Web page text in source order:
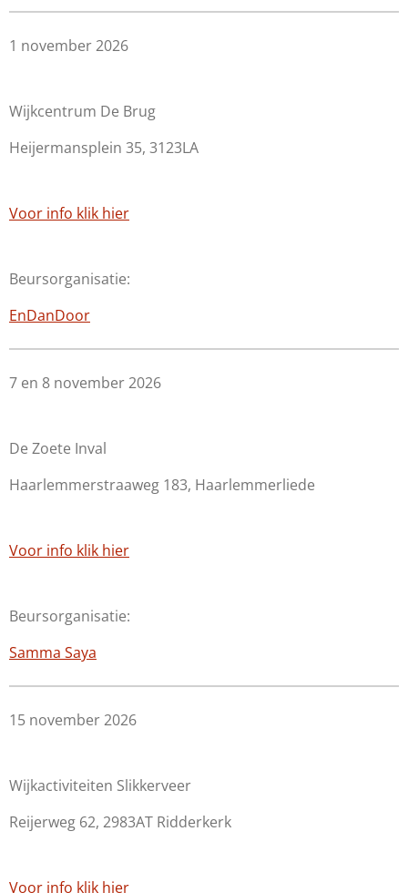
1 november 2026
Wijkcentrum De Brug
Heijermansplein 35, 3123LA
Voor info klik hier
Beursorganisatie:
EnDanDoor
7 en 8 november 2026
De Zoete Inval
Haarlemmerstraaweg 183, Haarlemmerliede
Voor info klik hier
Beursorganisatie:
Samma Saya
15 november 2026
Wijkactiviteiten Slikkerveer
Reijerweg 62, 2983AT Ridderkerk
Voor info klik hier